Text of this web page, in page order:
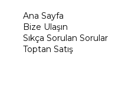
Ana Sayfa
Bize Ulaşın
Sıkça Sorulan Sorular
Toptan Satış